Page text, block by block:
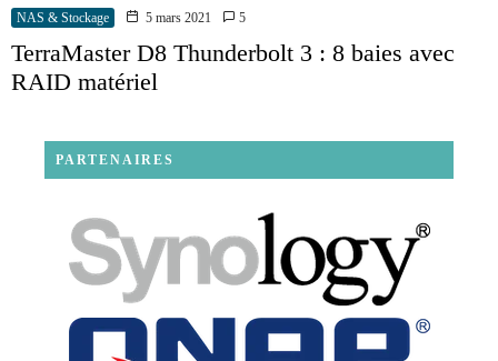
NAS & Stockage 5 mars 2021 5
TerraMaster D8 Thunderbolt 3 : 8 baies avec
RAID matériel
PARTENAIRES